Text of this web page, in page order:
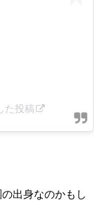
た投稿
出身なのかもし